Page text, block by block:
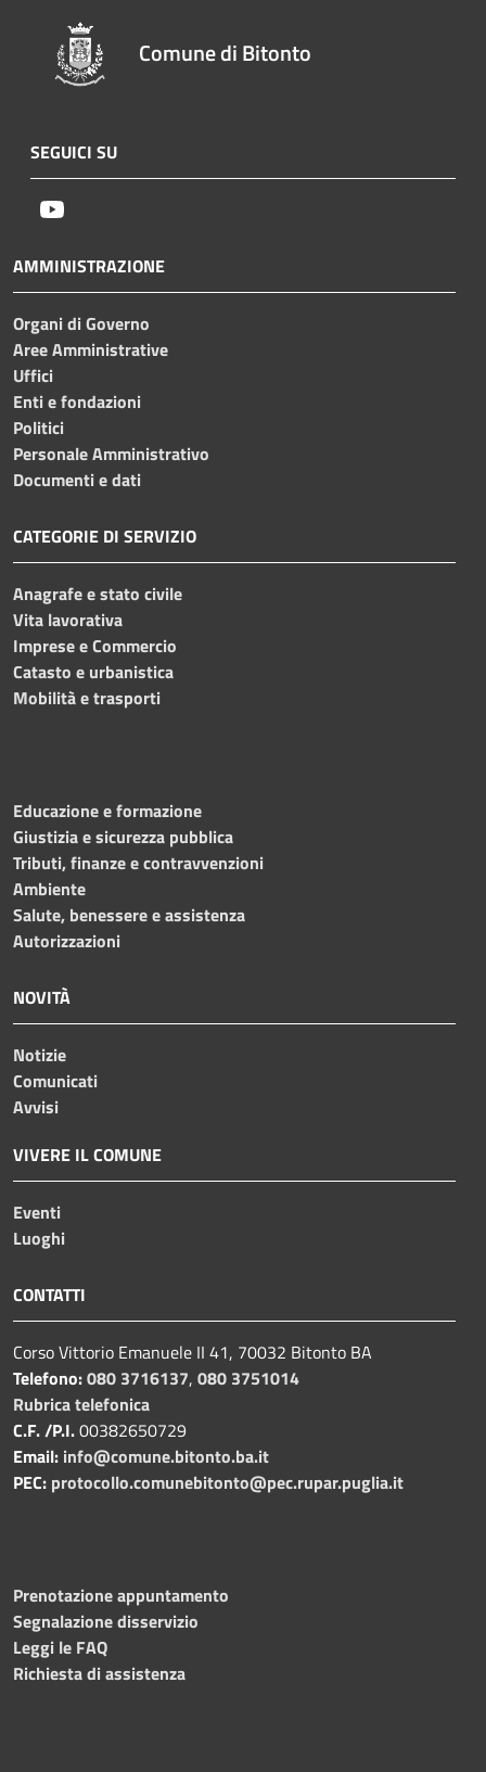
Comune di Bitonto
SEGUICI SU
AMMINISTRAZIONE
Organi di Governo
Aree Amministrative
Uffici
Enti e fondazioni
Politici
Personale Amministrativo
Documenti e dati
CATEGORIE DI SERVIZIO
Anagrafe e stato civile
Vita lavorativa
Imprese e Commercio
Catasto e urbanistica
Mobilità e trasporti
Educazione e formazione
Giustizia e sicurezza pubblica
Tributi, finanze e contravvenzioni
Ambiente
Salute, benessere e assistenza
Autorizzazioni
NOVITÀ
Notizie
Comunicati
Avvisi
VIVERE IL COMUNE
Eventi
Luoghi
CONTATTI
Corso Vittorio Emanuele II 41, 70032 Bitonto BA
Telefono:080 3716137, 080 3751014
Rubrica telefonica
C.F. /P.I.00382650729
Email: info@comune.bitonto.ba.it
PEC: protocollo.comunebitonto@pec.rupar.puglia.it
Prenotazione appuntamento
Segnalazione disservizio
Leggi le FAQ
Richiesta di assistenza